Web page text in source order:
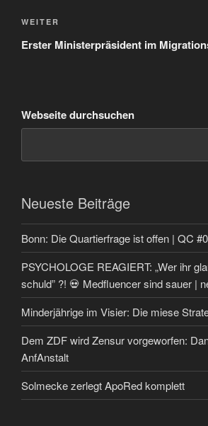
Nächster
Beitrag
WEITER
Erster Ministerpräsident im
Webseite durchsuchen
Neueste Beiträge
Bonn: Die Quartierfrage ist offen | QC
PSYCHOLOGE REAGIERT: „Wer ihr
schuld” ?! 💀 Medfluencer sind sauer |
Minderjährige im Visier: Die miese
Dem ZDF wird Zensur vorgeworfen:
AnfAnstalt
Solmecke zerlegt ApoRed komplett